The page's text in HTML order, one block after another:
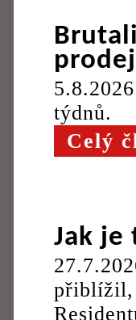
týdnů.
Celý
Jak je